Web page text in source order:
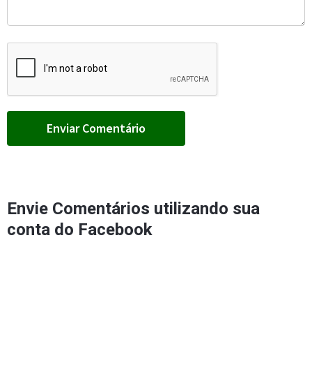
Envie Comentários utilizando sua
conta do Facebook